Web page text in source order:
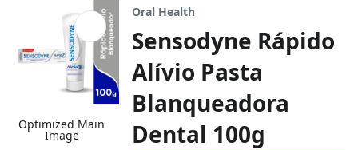
Optimized Main
Image
Oral Health
Sensodyne Rápido
Alívio Pasta
Blanqueadora
Dental 100g